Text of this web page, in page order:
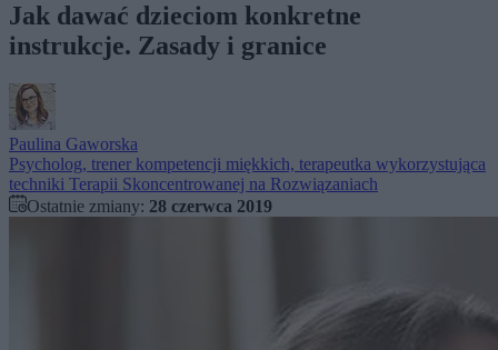
Jak dawać dzieciom konkretne
instrukcje. Zasady i granice
Paulina Gaworska
Psycholog, trener kompetencji miękkich, terapeutka wykorzystująca
techniki Terapii Skoncentrowanej na Rozwiązaniach
Ostatnie zmiany: 28 czerwca 2019